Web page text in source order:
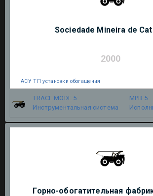
Sociedade Mineira de
2000
АСУ ТП установки обогащения
TRACE MODE 5.
Инструментальная система
МРВ 5.
Горно-обогатительная